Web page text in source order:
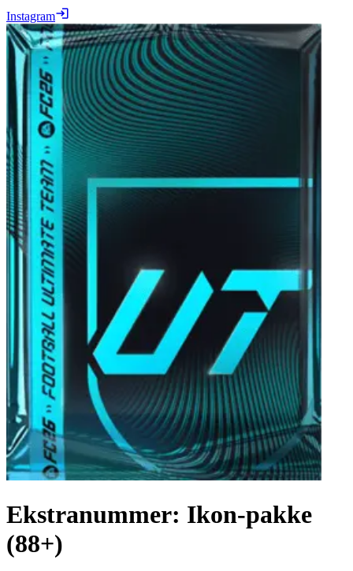
Instagram
Ekstranummer: Ikon-pakke
(88+)